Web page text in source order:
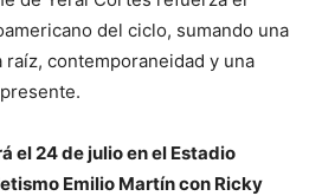
del ciclo, sumando una
contemporaneidad y una
el 24 de julio en el Estadio
Emilio Martín con Ricky